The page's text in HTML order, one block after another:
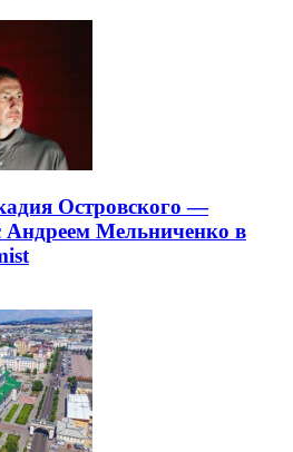
Островского —
Андреем Мельниченко в